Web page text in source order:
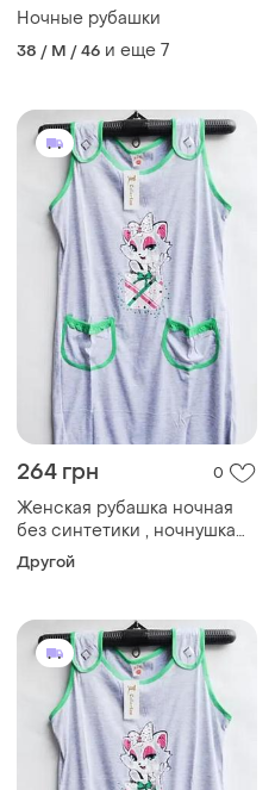
Ночные рубашки
38 / M / 46 и еще 7
264 грн 0
Женская рубашка ночная
без синтетики , ночнушка
женская серого цвета 48-
58р 54р
Другой